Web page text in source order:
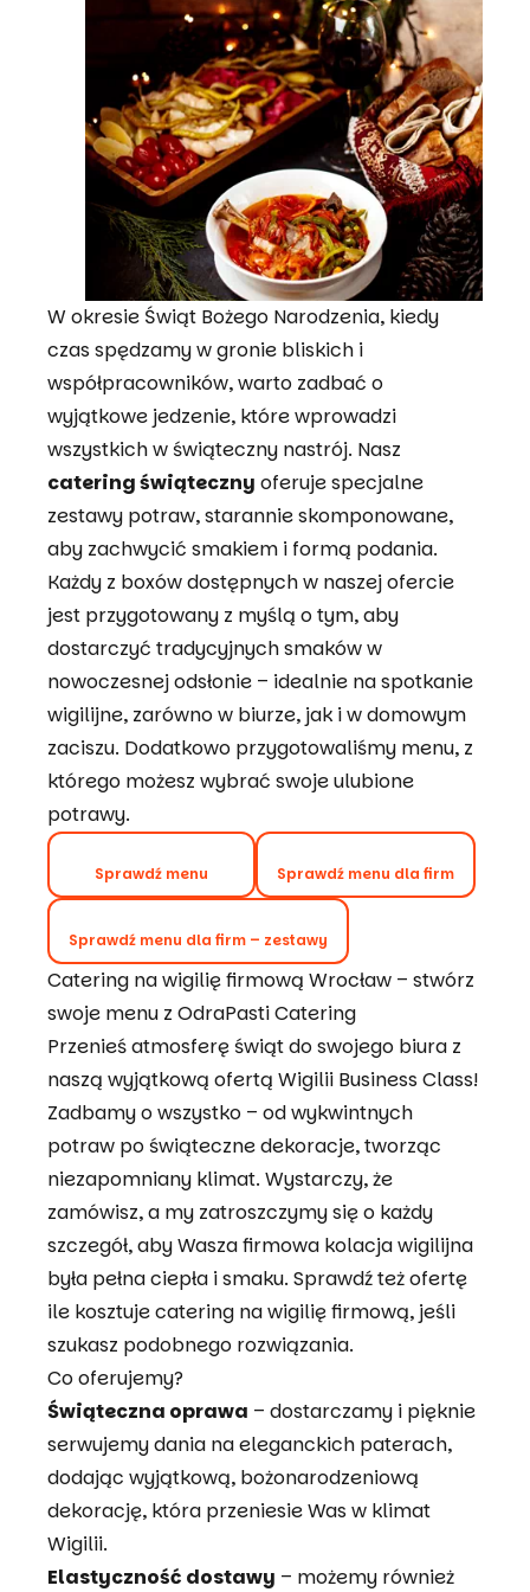
Wrocław
Wrocław
Shower Wrocław
Wrocław
Wrocław
Wrocław
Wrocław
W okresie Świąt Bożego Narodzenia, kiedy
czas spędzamy w gronie bliskich i
współpracowników, warto zadbać o
wyjątkowe jedzenie, które wprowadzi
wszystkich w świąteczny nastrój. Nasz
catering świąteczny oferuje specjalne
zestawy potraw, starannie skomponowane,
aby zachwycić smakiem i formą podania.
Każdy z boxów dostępnych w naszej ofercie
jest przygotowany z myślą o tym, aby
dostarczyć tradycyjnych smaków w
nowoczesnej odsłonie – idealnie na spotkanie
wigilijne, zarówno w biurze, jak i w domowym
zaciszu. Dodatkowo przygotowaliśmy menu, z
którego możesz wybrać swoje ulubione
potrawy.
Sprawdź menu Sprawdź menu dla firm
Sprawdź menu dla firm – zestawy
Catering na wigilię firmową Wrocław – stwórz
swoje menu z OdraPasti Catering
Przenieś atmosferę świąt do swojego biura z
naszą wyjątkową ofertą Wigilii Business Class!
Zadbamy o wszystko – od wykwintnych
potraw po świąteczne dekoracje, tworząc
niezapomniany klimat. Wystarczy, że
zamówisz, a my zatroszczymy się o każdy
szczegół, aby Wasza firmowa kolacja wigilijna
była pełna ciepła i smaku. Sprawdź też ofertę
ile kosztuje catering na wigilię firmową, jeśli
szukasz podobnego rozwiązania.
Co oferujemy?
Świąteczna oprawa – dostarczamy i pięknie
serwujemy dania na eleganckich paterach,
dodając wyjątkową, bożonarodzeniową
dekorację, która przeniesie Was w klimat
Wigilii.
Elastyczność dostawy – możemy również